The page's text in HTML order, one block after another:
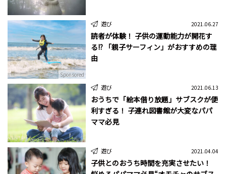
遊び 2021.06.27
読者が体験！ 子供の運動能力が開花す
る!? 「親子サーフィン」がおすすめの理
由
Sponsored
遊び 2021.06.13
おうちで「絵本借り放題」サブスクが便
利すぎる！ 子連れ図書館が大変なパパ
ママ必見
遊び 2021.04.04
子供とのおうち時間を充実させたい！